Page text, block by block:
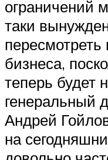
ограничений
таки
пересмотреть
бизнеса,
теперь будет
генеральный
Андрей
на